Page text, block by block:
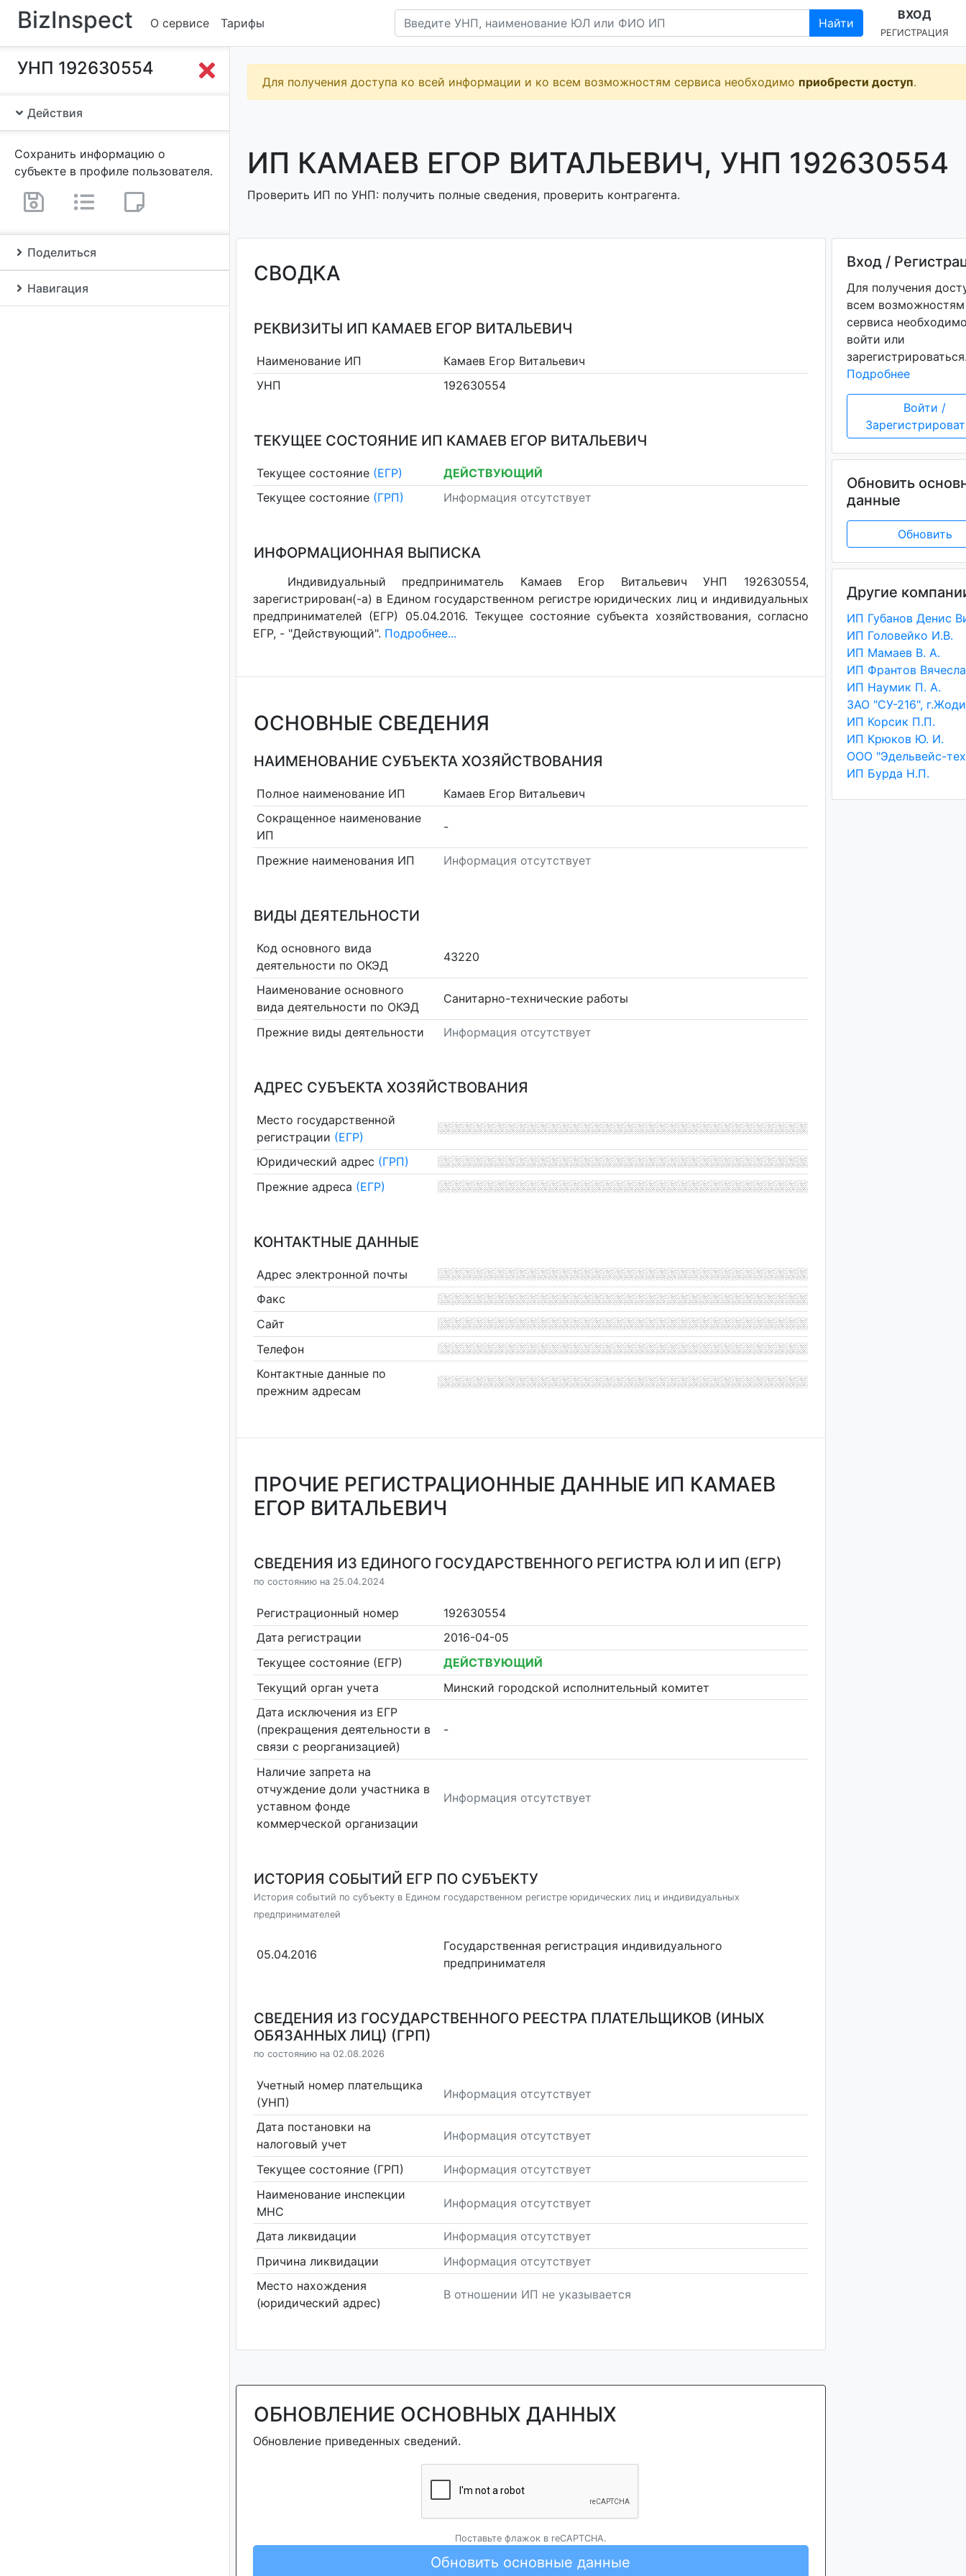
BizInspect О сервисе Тарифы Найти
ВХОД
РЕГИСТРАЦИЯ
УНП 192630554
Действия
Сохранить информацию о
субъекте в профиле пользователя.
Поделиться
Навигация
Для получения доступа ко всей информации и ко всем возможностям сервиса необходимо приобрести доступ.
ИП КАМАЕВ ЕГОР ВИТАЛЬЕВИЧ, УНП 192630554
Проверить ИП по УНП: получить полные сведения, проверить контрагента.
СВОДКА
РЕКВИЗИТЫ ИП КАМАЕВ ЕГОР ВИТАЛЬЕВИЧ
Наименование ИП
Камаев Егор Витальевич
УНП
192630554
ТЕКУЩЕЕ СОСТОЯНИЕ ИП КАМАЕВ ЕГОР ВИТАЛЬЕВИЧ
Текущее состояние (ЕГР)
ДЕЙСТВУЮЩИЙ
Текущее состояние (ГРП) Информация отсутствует
ИНФОРМАЦИОННАЯ ВЫПИСКА
Индивидуальный предприниматель Камаев Егор Витальевич УНП 192630554,
зарегистрирован(-а) в Едином государственном регистре юридических лиц и индивидуальных
предпринимателей (ЕГР) 05.04.2016. Текущее состояние субъекта хозяйствования, согласно
ЕГР, - "Действующий". Подробнее...
ОСНОВНЫЕ СВЕДЕНИЯ
НАИМЕНОВАНИЕ СУБЪЕКТА ХОЗЯЙСТВОВАНИЯ
Полное наименование ИП
Камаев Егор Витальевич
Сокращенное наименование
ИП
-
Прежние наименования ИП Информация отсутствует
ВИДЫ ДЕЯТЕЛЬНОСТИ
Код основного вида
деятельности по ОКЭД
43220
Наименование основного
вида деятельности по ОКЭД
Санитарно-технические работы
Прежние виды деятельности Информация отсутствует
АДРЕС СУБЪЕКТА ХОЗЯЙСТВОВАНИЯ
Место государственной
регистрации (ЕГР)
Юридический адрес (ГРП)
Прежние адреса (ЕГР)
КОНТАКТНЫЕ ДАННЫЕ
Адрес электронной почты
Факс
Сайт
Телефон
Контактные данные по
прежним адресам
ПРОЧИЕ РЕГИСТРАЦИОННЫЕ ДАННЫЕ ИП КАМАЕВ
ЕГОР ВИТАЛЬЕВИЧ
СВЕДЕНИЯ ИЗ ЕДИНОГО ГОСУДАРСТВЕННОГО РЕГИСТРА ЮЛ И ИП (ЕГР)
по состоянию на 25.04.2024
Регистрационный номер
192630554
Дата регистрации
2016-04-05
Текущее состояние (ЕГР)
ДЕЙСТВУЮЩИЙ
Текущий орган учета
Минский городской исполнительный комитет
Дата исключения из ЕГР
(прекращения деятельности в
связи с реорганизацией)
-
Наличие запрета на
отчуждение доли участника в
уставном фонде
коммерческой организации
Информация отсутствует
ИСТОРИЯ СОБЫТИЙ ЕГР ПО СУБЪЕКТУ
История событий по субъекту в Едином государственном регистре юридических лиц и индивидуальных
предпринимателей
05.04.2016
Государственная регистрация индивидуального
предпринимателя
СВЕДЕНИЯ ИЗ ГОСУДАРСТВЕННОГО РЕЕСТРА ПЛАТЕЛЬЩИКОВ (ИНЫХ
ОБЯЗАННЫХ ЛИЦ) (ГРП)
по состоянию на 02.08.2026
Учетный номер плательщика
(УНП)
Информация отсутствует
Дата постановки на
налоговый учет
Информация отсутствует
Текущее состояние (ГРП)
Информация отсутствует
Наименование инспекции
МНС
Информация отсутствует
Дата ликвидации
Информация отсутствует
Причина ликвидации
Информация отсутствует
Место нахождения
(юридический адрес)
В отношении ИП не указывается
ОБНОВЛЕНИЕ ОСНОВНЫХ ДАННЫХ
Обновление приведенных сведений.
Поставьте флажок в reCAPTCHA.
Обновить основные данные
Вход /
Для получения
всем возможностям
сервиса
войти или
Подробнее
Войти /
Обновить
данные
Обновить
Другие
ИП Головейко И.В.
ИП Мамаев В. А.
ИП Наумик П. А.
ЗАО "СУ-216",
ИП Корсик П.П.
ИП Крюков Ю. И.
ООО "Эдельвейс-
ИП Бурда Н.П.